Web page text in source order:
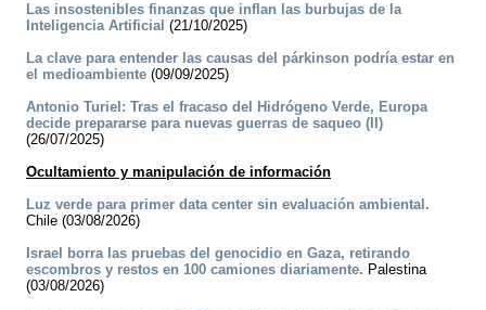
Las insostenibles finanzas que inflan las burbujas de la
Inteligencia Artificial (21/10/2025)
La clave para entender las causas del párkinson podría estar en
el medioambiente (09/09/2025)
Antonio Turiel: Tras el fracaso del Hidrógeno Verde, Europa
decide prepararse para nuevas guerras de saqueo (II)
(26/07/2025)
Ocultamiento y manipulación de información
Luz verde para primer data center sin evaluación ambiental.
Chile (03/08/2026)
Israel borra las pruebas del genocidio en Gaza, retirando
escombros y restos en 100 camiones diariamente. Palestina
(03/08/2026)